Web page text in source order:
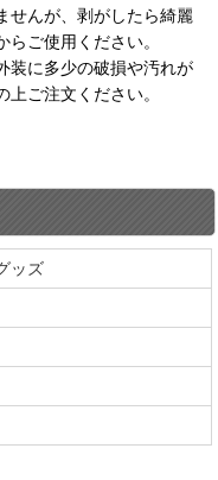
せんが、剥がしたら綺麗
ご使用ください。
装に多少の破損や汚れが
ご注文ください。
ッズ